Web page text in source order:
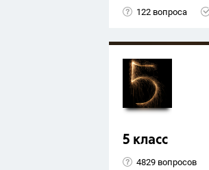
122 вопроса
5 класс
4829 вопросов